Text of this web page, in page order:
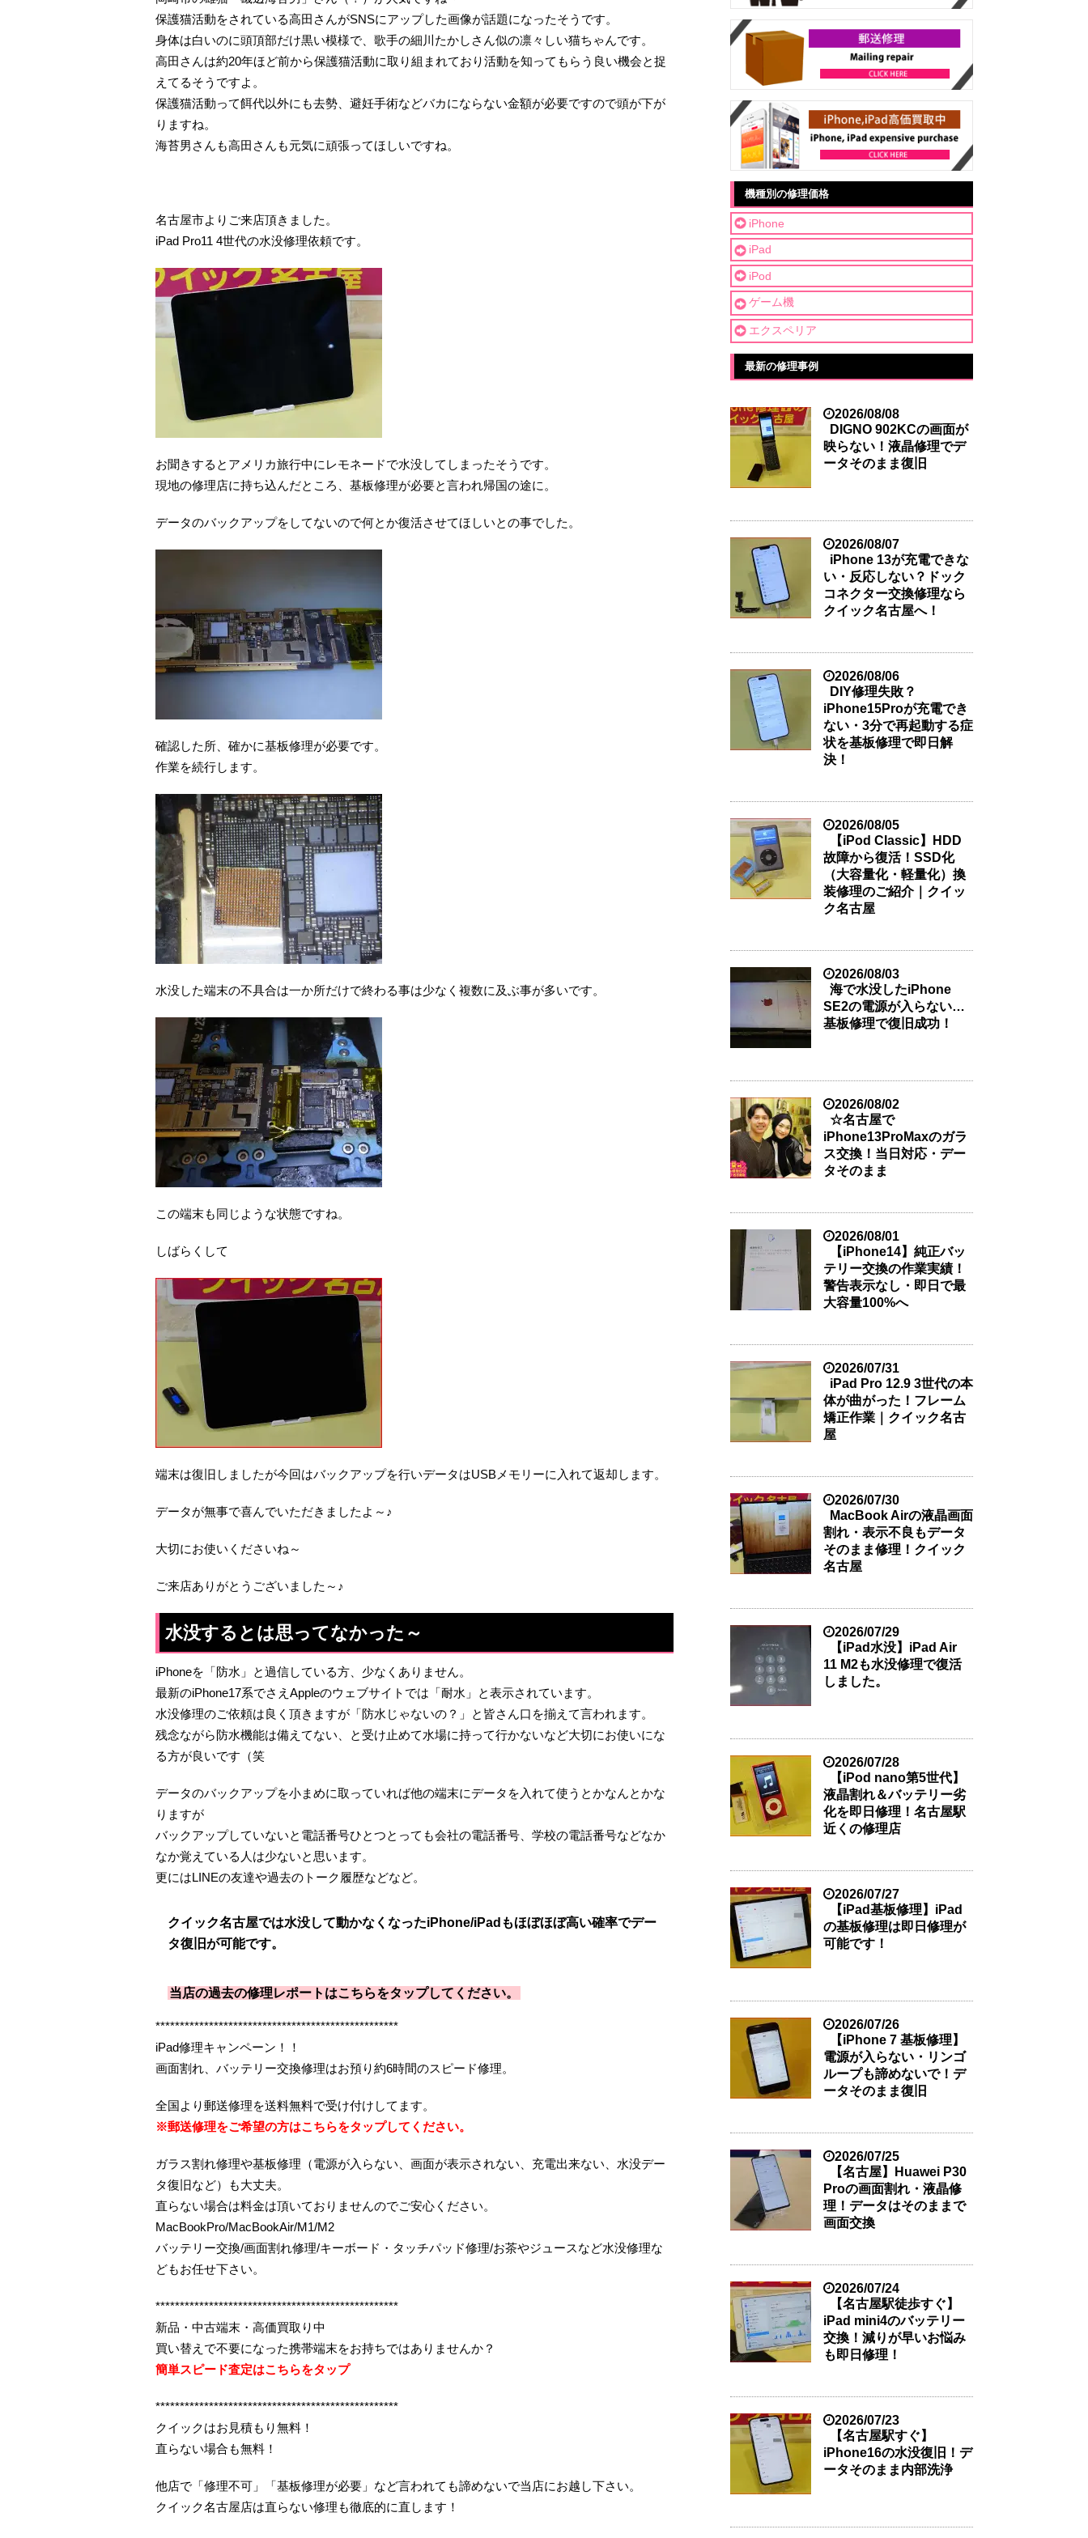
保護猫活動をされている高田さんがSNSにアップした画像が話題になったそうです。
身体は白いのに頭頂部だけ黒い模様で、歌手の細川たかしさん似の凛々しい猫ちゃんです。
高田さんは約20年ほど前から保護猫活動に取り組まれており活動を知ってもらう良い機会と捉
えてるそうですよ。
保護猫活動って餌代以外にも去勢、避妊手術などバカにならない金額が必要ですので頭が下が
りますね。
海苔男さんも高田さんも元気に頑張ってほしいですね。
名古屋市よりご来店頂きました。
iPad Pro11 4世代の水没修理依頼です。
お聞きするとアメリカ旅行中にレモネードで水没してしまったそうです。
現地の修理店に持ち込んだところ、基板修理が必要と言われ帰国の途に。
データのバックアップをしてないので何とか復活させてほしいとの事でした。
確認した所、確かに基板修理が必要です。
作業を続行します。
水没した端末の不具合は一か所だけで終わる事は少なく複数に及ぶ事が多いです。
この端末も同じような状態ですね。
しばらくして
端末は復旧しましたが今回はバックアップを行いデータはUSBメモリーに入れて返却します。
データが無事で喜んでいただきましたよ～♪
大切にお使いくださいね～
ご来店ありがとうございました～♪
水没するとは思ってなかった～
iPhoneを「防水」と過信している方、少なくありません。
最新のiPhone17系でさえAppleのウェブサイトでは「耐水」と表示されています。
水没修理のご依頼は良く頂きますが「防水じゃないの？」と皆さん口を揃えて言われます。
残念ながら防水機能は備えてない、と受け止めて水場に持って行かないなど大切にお使いにな
る方が良いです（笑
データのバックアップを小まめに取っていれば他の端末にデータを入れて使うとかなんとかな
りますが
バックアップしていないと電話番号ひとつとっても会社の電話番号、学校の電話番号などなか
なか覚えている人は少ないと思います。
更にはLINEの友達や過去のトーク履歴などなど。
クイック名古屋では水没して動かなくなったiPhone/iPadもほぼほぼ高い確率でデー
タ復旧が可能です。
当店の過去の修理レポートはこちらをタップしてください。
**************************************************
iPad修理キャンペーン！！
画面割れ、バッテリー交換修理はお預り約6時間のスピード修理。
全国より郵送修理を送料無料で受け付けしてます。
※郵送修理をご希望の方はこちらをタップしてください。
ガラス割れ修理や基板修理（電源が入らない、画面が表示されない、充電出来ない、水没デー
タ復旧など）も大丈夫。
直らない場合は料金は頂いておりませんのでご安心ください。
MacBookPro/MacBookAir/M1/M2
バッテリー交換/画面割れ修理/キーボード・タッチパッド修理/お茶やジュースなど水没修理な
どもお任せ下さい。
**************************************************
新品・中古端末・高価買取り中
買い替えで不要になった携帯端末をお持ちではありませんか？
簡単スピード査定はこちらをタップ
**************************************************
クイックはお見積もり無料！
直らない場合も無料！
他店で「修理不可」「基板修理が必要」など言われても諦めないで当店にお越し下さい。
クイック名古屋店は直らない修理も徹底的に直します！
機種別の修理価格
iPhone
iPad
iPod
ゲーム機
エクスペリア
最新の修理事例
2026/08/08
DIGNO 902KCの画面が
映らない！液晶修理でデ
ータそのまま復旧
2026/08/07
iPhone 13が充電できな
い・反応しない？ドック
コネクター交換修理なら
クイック名古屋へ！
2026/08/06
DIY修理失敗？
iPhone15Proが充電でき
ない・3分で再起動する症
状を基板修理で即日解
決！
2026/08/05
【iPod Classic】HDD
故障から復活！SSD化
（大容量化・軽量化）換
装修理のご紹介｜クイッ
ク名古屋
2026/08/03
海で水没したiPhone
SE2の電源が入らない…
基板修理で復旧成功！
2026/08/02
☆名古屋で
iPhone13ProMaxのガラ
ス交換！当日対応・デー
タそのまま
2026/08/01
【iPhone14】純正バッ
テリー交換の作業実績！
警告表示なし・即日で最
大容量100%へ
2026/07/31
iPad Pro 12.9 3世代の本
体が曲がった！フレーム
矯正作業｜クイック名古
屋
2026/07/30
MacBook Airの液晶画面
割れ・表示不良もデータ
そのまま修理！クイック
名古屋
2026/07/29
【iPad水没】iPad Air
11 M2も水没修理で復活
しました。
2026/07/28
【iPod nano第5世代】
液晶割れ＆バッテリー劣
化を即日修理！名古屋駅
近くの修理店
2026/07/27
【iPad基板修理】iPad
の基板修理は即日修理が
可能です！
2026/07/26
【iPhone 7 基板修理】
電源が入らない・リンゴ
ループも諦めないで！デ
ータそのまま復旧
2026/07/25
【名古屋】Huawei P30
Proの画面割れ・液晶修
理！データはそのままで
画面交換
2026/07/24
【名古屋駅徒歩すぐ】
iPad mini4のバッテリー
交換！減りが早いお悩み
も即日修理！
2026/07/23
【名古屋駅すぐ】
iPhone16の水没復旧！デ
ータそのまま内部洗浄